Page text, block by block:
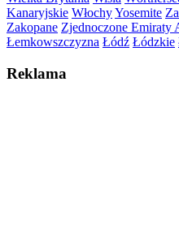
Kanaryjskie WłochyYosemite
Zakopane Zjednoczone Emiraty
Łemkowszczyzna Łódź Łódzkie
Reklama